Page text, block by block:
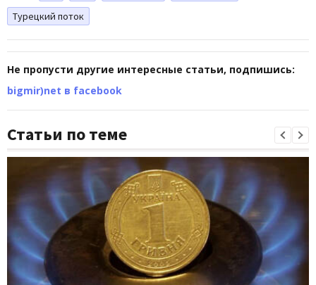
Турецкий поток
Не пропусти другие интересные статьи, подпишись:
bigmir)net в facebook
Статьи по теме